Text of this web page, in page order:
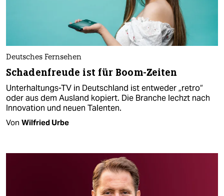
Deutsches Fernsehen
Schadenfreude ist für Boom-Zeiten
Unterhaltungs-TV in Deutschland ist entweder „retro“
oder aus dem Ausland kopiert. Die Branche lechzt nach
Innovation und neuen Talenten.
Von Wilfried Urbe